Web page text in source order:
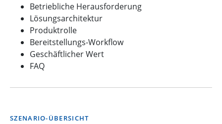
Betriebliche Herausforderung
Lösungsarchitektur
Produktrolle
Bereitstellungs-Workflow
Geschäftlicher Wert
FAQ
SZENARIO-ÜBERSICHT